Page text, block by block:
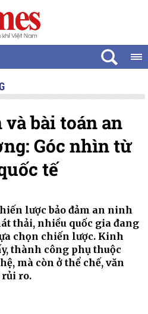
bài toán an
Góc nhìn từ
tế
lược bảo đảm an ninh
thải, nhiều quốc gia đang
chọn chiến lược. Kinh
thành công phụ thuộc
mà còn ở thể chế, văn
rủi ro.